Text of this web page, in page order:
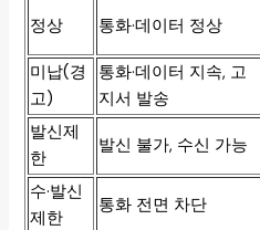
정상 통화·데이터 정상
미납(경
고)
통화·데이터 지속, 고
지서 발송
발신제
한
발신 불가, 수신 가능
수·발신
제한
통화 전면 차단